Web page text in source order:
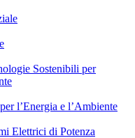
Sostenibili per
l’Energia e l’Ambiente
Elettrici di Potenza